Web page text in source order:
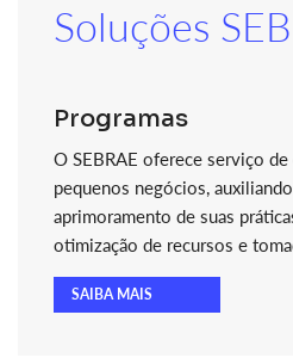
Soluções
Programas
O SEBRAE oferece serviço
pequenos negócios,
aprimoramento de suas
otimização de recursos e
SAIBA MAIS